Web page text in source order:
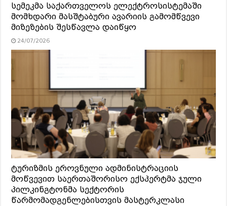
სემეკმა საქართველოს ელექტროსისტემაში
მომხდარი მასშტაბური ავარიის გამომწვევი
მიზეზების შესწავლა დაიწყო
24/07/2026
ტურიზმის ეროვნული ადმინისტრაციის
მოწვევით საერთაშორისო ექსპერტმა ჯული
პილკინგტონმა სექტორის
წარმომადგენლებისთვის მასტერკლასი